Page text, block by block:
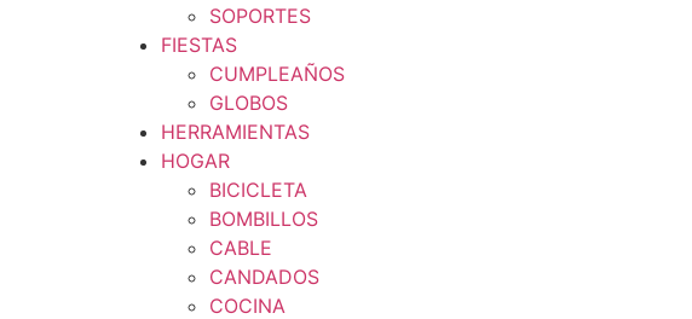
SOPORTES
FIESTAS
CUMPLEAÑOS
GLOBOS
HERRAMIENTAS
HOGAR
BICICLETA
BOMBILLOS
CABLE
CANDADOS
COCINA